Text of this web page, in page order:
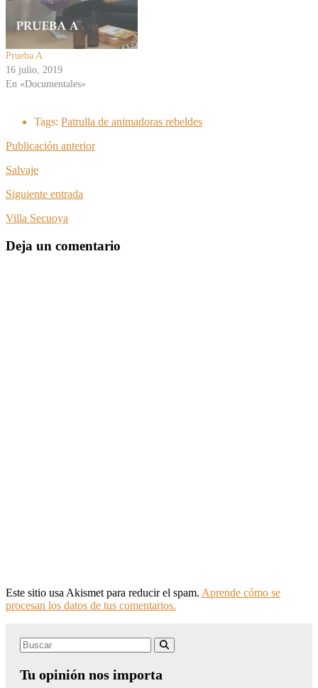
Prueba A
16 julio, 2019
En «Documentales»
Tags: Patrulla de animadoras rebeldes
Publicación anterior
Salvaje
Siguiente entrada
Villa Secuoya
Deja un comentario
Este sitio usa Akismet para reducir el spam. Aprende cómo se
procesan los datos de tus comentarios.
Search
Tu opinión nos importa